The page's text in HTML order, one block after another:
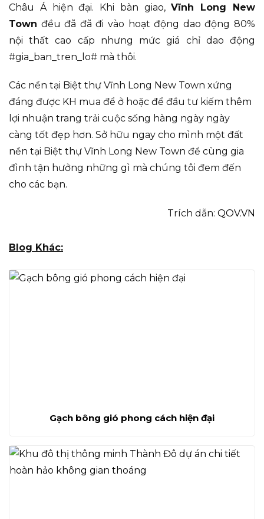
Châu Á hiện đại. Khi bàn giao,Vĩnh Long New
Town đều đã đã đi vào hoạt động dao động 80%
nội thất cao cấp nhưng mức giá chỉ dao động
#gia_ban_tren_lo# mà thôi.
Các nền tại Biệt thự Vĩnh Long New Town xứng
đáng được KH mua để ở hoặc để đầu tư kiếm thêm
lợi nhuận trang trải cuộc sống hàng ngày ngày
càng tốt đẹp hơn. Sở hữu ngay cho mình một đất
nền tại Biệt thự Vĩnh Long New Town để cùng gia
đình tận hưởng những gì mà chúng tôi đem đến
cho các bạn.
Trích dẫn: QOV.VN
Blog Khác:
Gạch bông gió phong cách hiện đại